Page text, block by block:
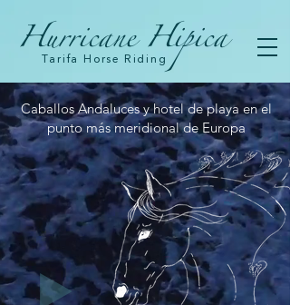
Hurricane Hipica
Tarifa Horse Riding
Caballos Andaluces y hotel de playa en el
punto más meridional de Europa